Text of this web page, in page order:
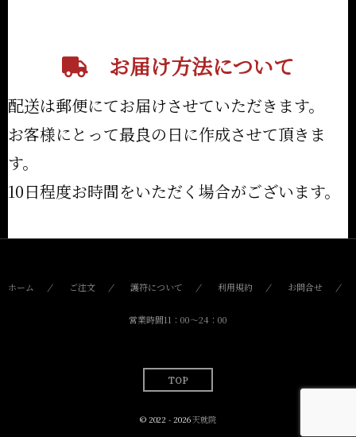
お届け方法について
配送は郵便にてお届けさせていただきます。
お客様にとって最良の日に作成させて頂きま
す。
10日程度お時間をいただく場合がございます。
ホーム ご注文 護符について 利用規約 お問合せ
営業時間11：00〜24：00
TOP
© 2022 - 2026天就院